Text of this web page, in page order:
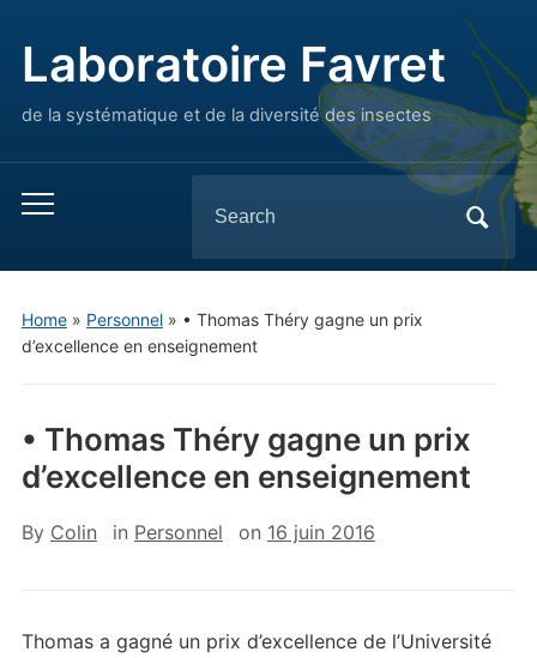
Laboratoire Favret
de la systématique et de la diversité des insectes
Toggle
menu
for:
Home» Personnel» • Thomas Théry gagne un prix
d’excellence en enseignement
• Thomas Théry gagne un prix
d’excellence en enseignement
By Colin in Personnel on 16 juin 2016
Thomas a gagné un prix d’excellence de l’Université